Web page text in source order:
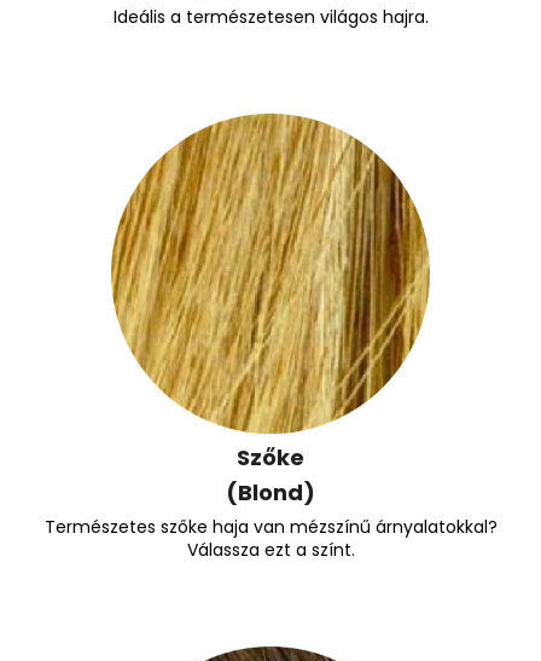
Ideális a természetesen világos hajra.
Szőke
(Blond)
Természetes szőke haja van mézszínű árnyalatokkal?
Válassza ezt a színt.